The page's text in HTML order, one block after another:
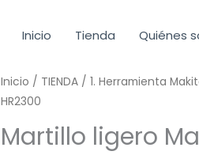
Inicio Tienda Quiénes
Inicio / TIENDA /1. Herramienta
HR2300
Martillo ligero
Martillo
ligero
Makita
HR2300